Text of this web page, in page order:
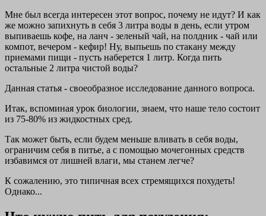
Мне был всегда интересен этот вопрос, почему не идут? И как
же можно запихнуть в себя 3 литра воды в день, если утром
выпиваешь кофе, на ланч - зеленый чай, на полдник - чай или
компот, вечером - кефир! Ну, выпьешь по стакану между
приемами пищи - пусть наберется 1 литр. Когда пить
остальные 2 литра чистой воды?
Данная статья - своеобразное исследование данного вопроса.
Итак, вспоминая урок биологии, знаем, что наше тело состоит
из 75-80% из жидкостных сред.
Так может быть, если будем меньше вливать в себя воды,
ограничим себя в питье, а с помощью мочегонных средств
избавимся от лишней влаги, мы станем легче?
К сожалению, это типичная всех стремящихся похудеть!
Однако...